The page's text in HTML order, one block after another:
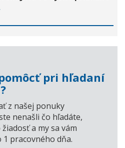
pri hľadaní
z našej ponuky
nenašli čo hľadáte,
a my sa vám
pracovného dňa.